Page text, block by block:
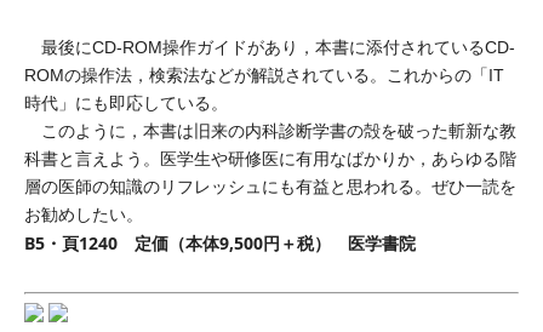
最後にCD-ROM操作ガイドがあり，本書に添付されているCD-
ROMの操作法，検索法などが解説されている。これからの「IT
時代」にも即応している。
このように，本書は旧来の内科診断学書の殻を破った斬新な教
科書と言えよう。医学生や研修医に有用なばかりか，あらゆる階
層の医師の知識のリフレッシュにも有益と思われる。ぜひ一読を
お勧めしたい。
B5・頁1240 定価（本体9,500円＋税） 医学書院